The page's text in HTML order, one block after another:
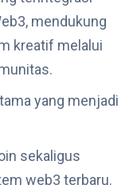
mendukung
kreatif melalui
yang menjadi
sekaligus
web3 terbaru.